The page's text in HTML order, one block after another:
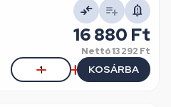
16 880 Ft
Nettó13 292 Ft
KOSÁRBA